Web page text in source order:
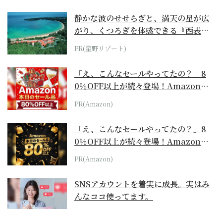
静かな波のせせらぎと、満天の星が広
がり、くつろぎを体感できる『西表島
ホテル by...
PR(星野リゾート)
「え、こんなセールやってたの？」8
0％OFF以上が続々登場！Amazonの
本気が...
PR(Amazon)
「え、こんなセールやってたの？」8
0％OFF以上が続々登場！Amazonの
本気が...
PR(Amazon)
SNSアカウントを着実に成長。実はみ
んなココ使ってます。